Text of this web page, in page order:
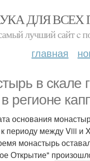
ДЛЯ
лучший сайт c
главная
в скале
регионе
основания
периоду между Viii и
монастырь
Открытие"